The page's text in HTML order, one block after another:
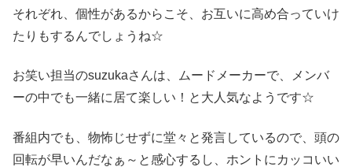
それぞれ、個性があるからこそ、お互いに高め合っていけ
たりもするんでしょうね☆
お笑い担当のsuzukaさんは、ムードメーカーで、メンバ
ーの中でも一緒に居て楽しい！と大人気なようです☆
番組内でも、物怖じせずに堂々と発言しているので、頭の
回転が早いんだなぁ～と感心するし、ホントにカッコいい